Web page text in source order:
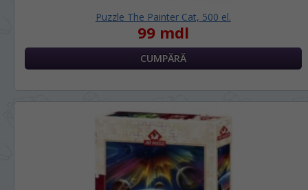
Puzzle The Painter Cat, 500 el.
99 mdl